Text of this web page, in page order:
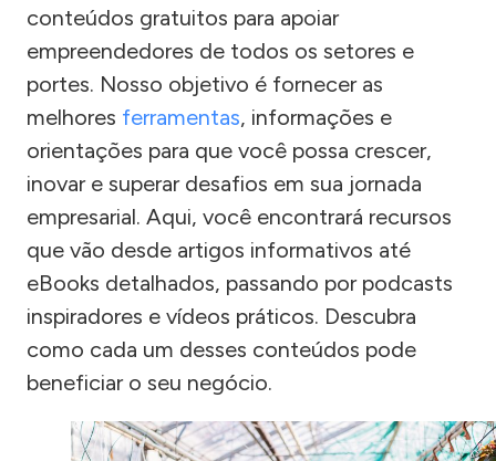
conteúdos gratuitos para apoiar
empreendedores de todos os setores e
portes. Nosso objetivo é fornecer as
melhores ferramentas, informações e
orientações para que você possa crescer,
inovar e superar desafios em sua jornada
empresarial. Aqui, você encontrará recursos
que vão desde artigos informativos até
eBooks detalhados, passando por podcasts
inspiradores e vídeos práticos. Descubra
como cada um desses conteúdos pode
beneficiar o seu negócio.